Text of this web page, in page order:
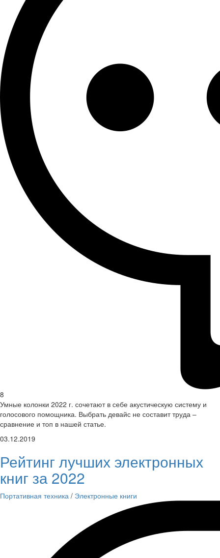
8
Умные колонки 2022 г. сочетают в себе акустическую систему и
голосового помощника. Выбрать девайс не составит труда –
сравнение и топ в нашей статье.
03.12.2019
Рейтинг лучших электронных
книг за 2022
Портативная техника / Электронные книги